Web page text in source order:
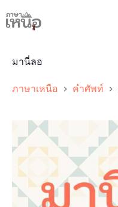
to
content
มานี่ลอ
ภาษาเหนือ คำศัพท์